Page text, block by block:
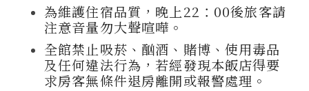
為維護住宿品質，晚上22：00後旅客請
注意音量勿大聲喧嘩。
全館禁止吸菸、酗酒、賭博、使用毒品
及任何違法行為，若經發現本飯店得要
求房客無條件退房離開或報警處理。